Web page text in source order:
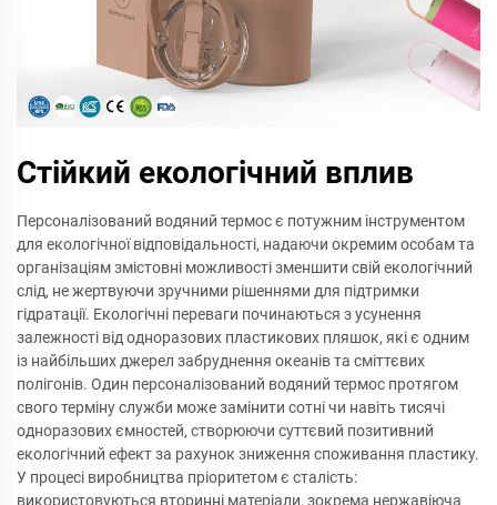
Стійкий екологічний вплив
Персоналізований водяний термос є потужним інструментом
для екологічної відповідальності, надаючи окремим особам та
організаціям змістовні можливості зменшити свій екологічний
слід, не жертвуючи зручними рішеннями для підтримки
гідратації. Екологічні переваги починаються з усунення
залежності від одноразових пластикових пляшок, які є одним
із найбільших джерел забруднення океанів та сміттєвих
полігонів. Один персоналізований водяний термос протягом
свого терміну служби може замінити сотні чи навіть тисячі
одноразових ємностей, створюючи суттєвий позитивний
екологічний ефект за рахунок зниження споживання пластику.
У процесі виробництва пріоритетом є сталість:
використовуються вторинні матеріали, зокрема нержавіюча